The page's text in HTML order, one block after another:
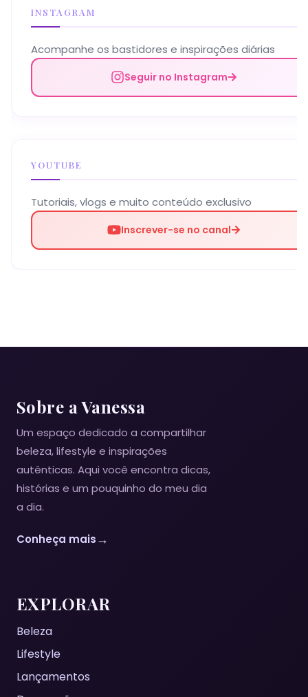
INSTAGRAM
Acompanhe os bastidores e inspirações diárias
Seguir no Instagram
YOUTUBE
Tutoriais, vlogs e muito conteúdo exclusivo
Inscrever-se no canal
Sobre a Vanessa
Um espaço dedicado a compartilhar
beleza, lifestyle e inspirações
autênticas. Aqui você encontra dicas,
histórias e um pouquinho do meu dia
a dia.
Conheça mais→
EXPLORAR
Beleza
Lifestyle
Lançamentos